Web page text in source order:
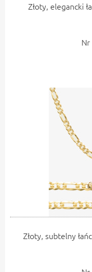
Złoty, elegancki
Nr
Złoty, subtelny